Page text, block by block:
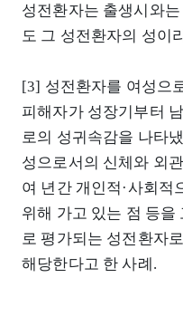
성전환자는 출생시와
도 그 성전환자의 성이
[3] 성전환자를 여성으
피해자가 성장기부터
로의 성귀속감을 나타
성으로서의 신체와 외
여 년간 개인적·사회적
위해 가고 있는 점 등을
로 평가되는 성전환자
해당한다고 한 사례.